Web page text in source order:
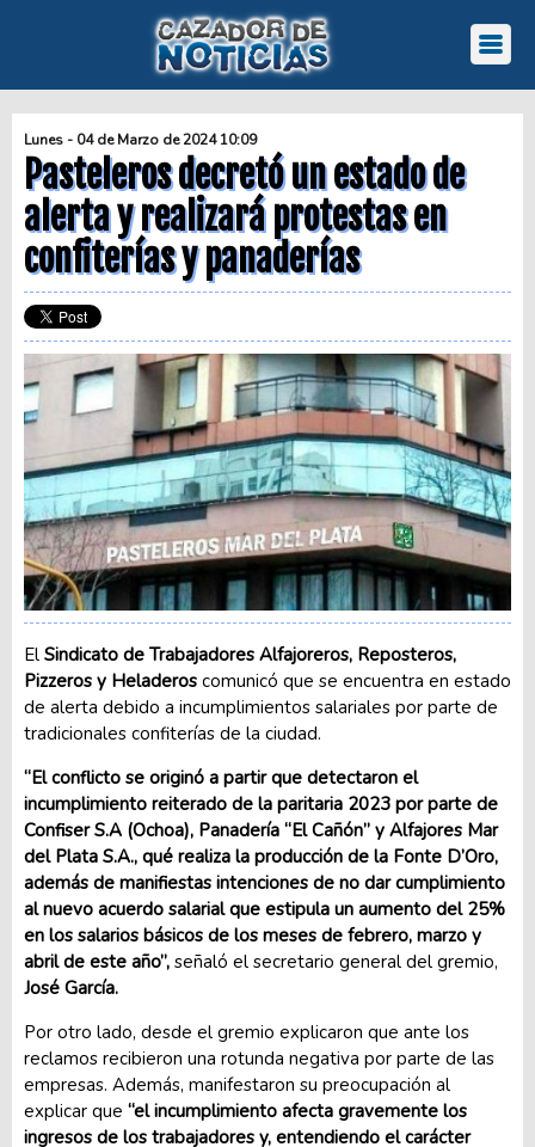
Lunes - 04 de Marzo de 2024 10:09
Pasteleros decretó un estado de
alerta y realizará protestas en
confiterías y panaderías
El Sindicato de Trabajadores Alfajoreros, Reposteros,
Pizzeros y Heladeros comunicó que se encuentra en estado
de alerta debido a incumplimientos salariales por parte de
tradicionales confiterías de la ciudad.
“El conflicto se originó a partir que detectaron el
incumplimiento reiterado de la paritaria 2023 por parte de
Confiser S.A (Ochoa), Panadería “El Cañón” y Alfajores Mar
del Plata S.A., qué realiza la producción de la Fonte D’Oro,
además de manifiestas intenciones de no dar cumplimiento
al nuevo acuerdo salarial que estipula un aumento del 25%
en los salarios básicos de los meses de febrero, marzo y
abril de este año”, señaló el secretario general del gremio,
José García.
Por otro lado, desde el gremio explicaron que ante los
reclamos recibieron una rotunda negativa por parte de las
empresas. Además, manifestaron su preocupación al
explicar que “el incumplimiento afecta gravemente los
ingresos de los trabajadores y, entendiendo el carácter